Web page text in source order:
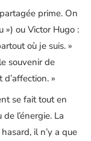
prime. On
») ou Victor Hugo :
où je suis. »
souvenir de
»
se fait tout en
l’énergie. La
il n’y a que